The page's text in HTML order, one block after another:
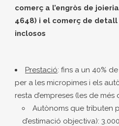
comerç a l’engròs de
4648) i el comerç de detall
inclosos
Prestació: fins a un 40%
per a les micropimes i els
resta d’empreses (les de més
Autònoms que tributen
d’estimació objectiva):